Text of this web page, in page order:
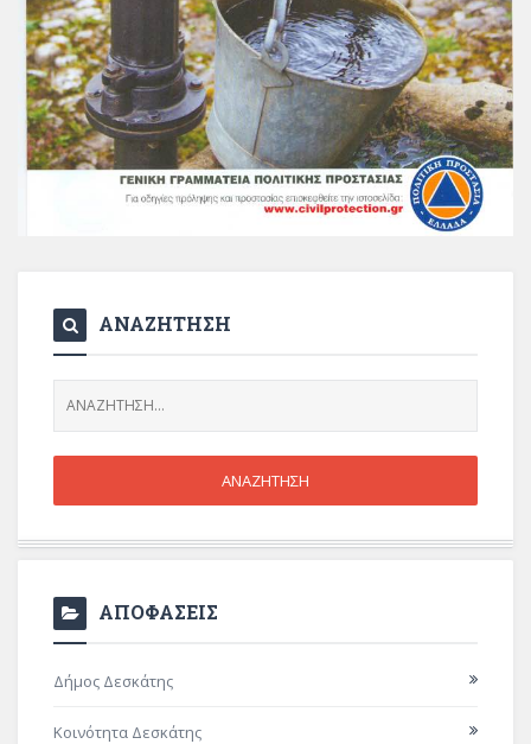
ΑΝΑΖΗΤΗΣΗ
ΑΠΟΦΑΣΕΙΣ
Δήμος Δεσκάτης
Κοινότητα Δεσκάτης